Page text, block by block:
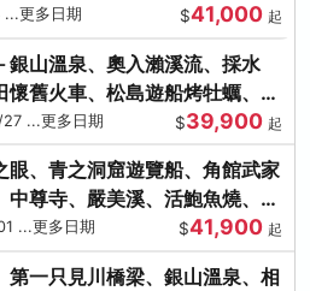
...更多日期 $41,000 起
銀山溫泉、奧入瀨溪流、採水
舊火車、松島遊船烤牡蠣、嚴
...更多日期 $39,900 起
眼、青之洞窟遊覽船、角館武家
尊寺、嚴美溪、活鮑魚燒、烤
...更多日期 $41,900 起
第一只見川橋梁、銀山溫泉、相